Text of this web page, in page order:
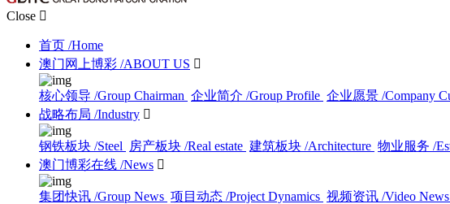
Close 
首页 /Home
澳门网上博彩 /ABOUT US 
核心领导 /Group Chairman 企业简介 /Group Profile 企业愿景 /Company
战略布局 /Industry 
钢铁板块 /Steel 房产板块 /Real estate 建筑板块 /Architecture 物业服务 /
澳门博彩在线 /News 
集团快讯 /Group News 项目动态 /Project Dynamics 视频资讯 /Video News